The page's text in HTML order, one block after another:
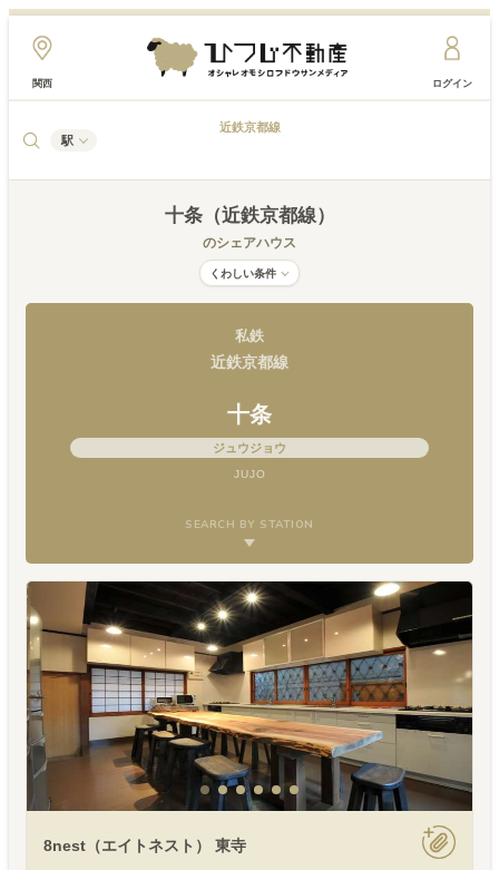
関西 ログイン
駅
近鉄京都線
十条（近鉄京都線）
のシェアハウス
くわしい条件
私鉄
近鉄京都線
十条
ジュウジョウ
JUJO
SEARCH BY STATION
8nest（エイトネスト） 東寺